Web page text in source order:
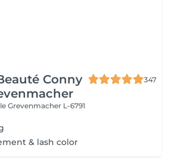
Conny
347
Grevenmacher L-6791
& lash color